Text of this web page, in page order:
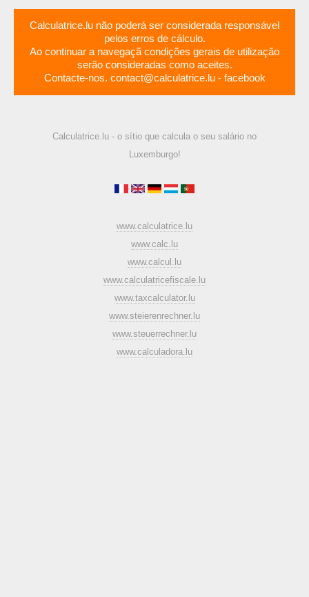
Calculatrice.lu não poderá ser considerada responsável
pelos erros de cálculo.
Ao continuar a navegaçãcondições gerais de utilização
serão consideradas como aceites.
Contacte-nos. contact@calculatrice.lu- facebook
Calculatrice.lu - o sítio que calcula o seu salário no
Luxemburgo!
www.calculatrice.lu
www.calc.lu
www.calcul.lu
www.calculatricefiscale.lu
www.taxcalculator.lu
www.steierenrechner.lu
www.steuerrechner.lu
www.calculadora.lu